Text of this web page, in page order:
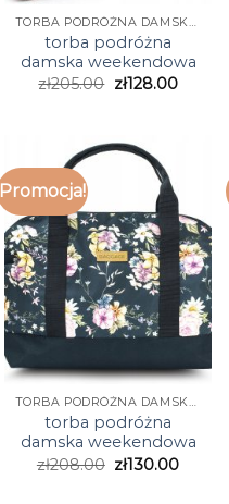
TORBA PODRÓŻNA DAMSKA WEEKENDOWA
torba podróżna
damska weekendowa
zł205.00 zł128.00
Promocja!
TORBA PODRÓŻNA DAMSKA WEEKENDOWA
torba podróżna
damska weekendowa
zł208.00 zł130.00